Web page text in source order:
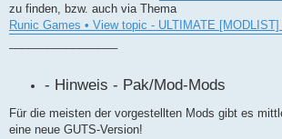
zu finden, bzw. auch via Thema
Runic Games • View topic - ULTIMATE
- Hinweis - Pak/Mod-Mods
Für die meisten der vorgestellten Mods gibt es
eine neue GUTS-Version!